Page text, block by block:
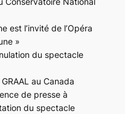
est l’invité de l’Opéra
»
du spectacle
au Canada
de presse à
du spectacle